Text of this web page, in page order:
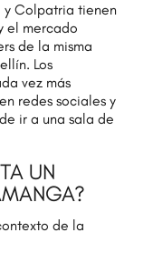
y Colpatria tienen
el mercado
de la misma
Los
vez más
redes sociales y
ir a una sala de
UN
de la